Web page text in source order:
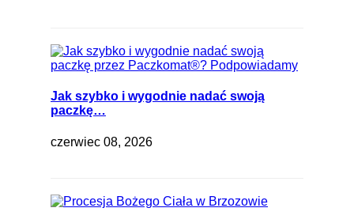
Jak szybko i wygodnie nadać swoją
paczkę…
czerwiec 08, 2026